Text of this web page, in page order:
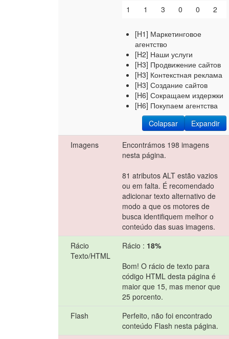
1
1 3 0 0 2
[H1] Маркетинговое
агентство
[H2] Наши услуги
[H3] Продвижение сайтов
[H3] Контекстная реклама
[H3] Создание сайтов
[H6] Сокращаем издержки
[H6] Покупаем агентства
Expandir
Colapsar
Imagens
Encontrámos 198 imagens
nesta página.
81 atributos ALT estão vazios
ou em falta. É recomendado
adicionar texto alternativo de
modo a que os motores de
busca identifiquem melhor o
conteúdo das suas imagens.
Rácio
Texto/HTML
Rácio : 18%
Bom! O rácio de texto para
código HTML desta página é
maior que 15, mas menor que
25 porcento.
Flash
Perfeito, não foi encontrado
conteúdo Flash nesta página.